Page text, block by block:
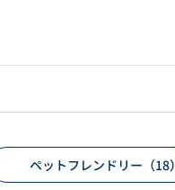
ペットフレンドリー（18）